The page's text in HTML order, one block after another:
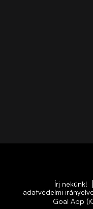
Írj nekünk!
adatvédelmi
Goal App